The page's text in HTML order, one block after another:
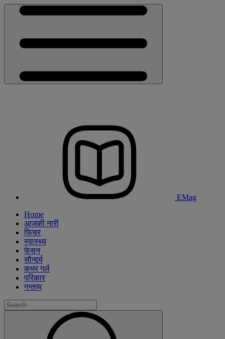
EMag
Home
आजकी नारी
फिचर
स्वास्थ्य
फेसन
सौन्दर्य
कभर गर्ल
परिकार
गन्तव्य